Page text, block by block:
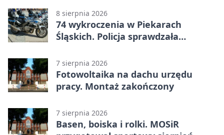
8 sierpnia 2026
74 wykroczenia w Piekarach
Śląskich. Policja sprawdzała
7 sierpnia 2026
Fotowoltaika na dachu urzędu
pracy. Montaż zakończony
7 sierpnia 2026
Basen, boiska i rolki. MOSiR